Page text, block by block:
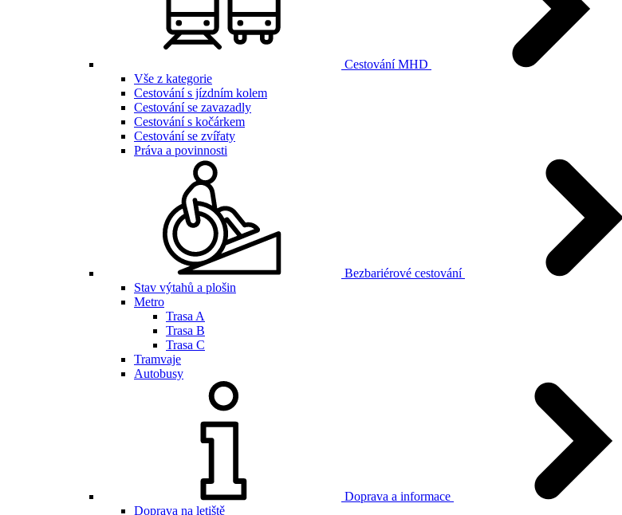
Cestování MHD
Vše z kategorie
Cestování s jízdním kolem
Cestování se zavazadly
Cestování s kočárkem
Cestování se zvířaty
Práva a povinnosti
Bezbariérové cestování
Stav výtahů a plošin
Metro
Trasa A
Trasa B
Trasa C
Tramvaje
Autobusy
Doprava a informace
Doprava na letiště